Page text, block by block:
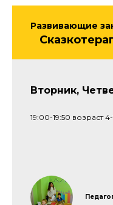
Развивающие
Вторник,
19:00-19:50 возраст